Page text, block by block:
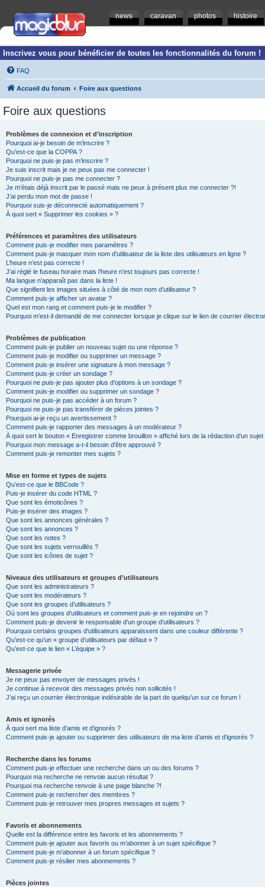
news caravan photos histoire
Inscrivez vous pour bénéficier de toutes les fonctionnalités du forum !
FAQ
Accueil du forum Foire aux questions
Foire aux questions
Problèmes de connexion et d’inscription
Pourquoi ai-je besoin de m’inscrire ?
Qu’est-ce que la COPPA ?
Pourquoi ne puis-je pas m’inscrire ?
Je suis inscrit mais je ne peux pas me connecter !
Pourquoi ne puis-je pas me connecter ?
Je m’étais déjà inscrit par le passé mais ne peux à présent plus me connecter ?!
J’ai perdu mon mot de passe !
Pourquoi suis-je déconnecté automatiquement ?
À quoi sert « Supprimer les cookies » ?
Préférences et paramètres des utilisateurs
Comment puis-je modifier mes paramètres ?
Comment puis-je masquer mon nom d’utilisateur de la liste des utilisateurs en ligne ?
L’heure n’est pas correcte !
J’ai réglé le fuseau horaire mais l’heure n’est toujours pas correcte !
Ma langue n’apparaît pas dans la liste !
Que signifient les images situées à côté de mon nom d’utilisateur ?
Comment puis-je afficher un avatar ?
Quel est mon rang et comment puis-je le modifier ?
Pourquoi m’est-il demandé de me connecter lorsque je clique sur le lien de courrier
Problèmes de publication
Comment puis-je publier un nouveau sujet ou une réponse ?
Comment puis-je modifier ou supprimer un message ?
Comment puis-je insérer une signature à mon message ?
Comment puis-je créer un sondage ?
Pourquoi ne puis-je pas ajouter plus d’options à un sondage ?
Comment puis-je modifier ou supprimer un sondage ?
Pourquoi ne puis-je pas accéder à un forum ?
Pourquoi ne puis-je pas transférer de pièces jointes ?
Pourquoi ai-je reçu un avertissement ?
Comment puis-je rapporter des messages à un modérateur ?
À quoi sert le bouton « Enregistrer comme brouillon » affiché lors de la rédaction d’un sujet
Pourquoi mon message a-t-il besoin d’être approuvé ?
Comment puis-je remonter mes sujets ?
Mise en forme et types de sujets
Qu’est-ce que le BBCode ?
Puis-je insérer du code HTML ?
Que sont les émoticônes ?
Puis-je insérer des images ?
Que sont les annonces générales ?
Que sont les annonces ?
Que sont les notes ?
Que sont les sujets verrouillés ?
Que sont les icônes de sujet ?
Niveaux des utilisateurs et groupes d’utilisateurs
Que sont les administrateurs ?
Que sont les modérateurs ?
Que sont les groupes d’utilisateurs ?
Où sont les groupes d’utilisateurs et comment puis-je en rejoindre un ?
Comment puis-je devenir le responsable d’un groupe d’utilisateurs ?
Pourquoi certains groupes d’utilisateurs apparaissent dans une couleur différente ?
Qu’est-ce qu’un « groupe d’utilisateurs par défaut » ?
Qu’est-ce que le lien « L’équipe » ?
Messagerie privée
Je ne peux pas envoyer de messages privés !
Je continue à recevoir des messages privés non sollicités !
J’ai reçu un courrier électronique indésirable de la part de quelqu’un sur ce forum !
Amis et ignorés
À quoi sert ma liste d’amis et d’ignorés ?
Comment puis-je ajouter ou supprimer des utilisateurs de ma liste d’amis et d’ignorés ?
Recherche dans les forums
Comment puis-je effectuer une recherche dans un ou des forums ?
Pourquoi ma recherche ne renvoie aucun résultat ?
Pourquoi ma recherche renvoie à une page blanche ?!
Comment puis-je rechercher des membres ?
Comment puis-je retrouver mes propres messages et sujets ?
Favoris et abonnements
Quelle est la différence entre les favoris et les abonnements ?
Comment puis-je ajouter aux favoris ou m’abonner à un sujet spécifique ?
Comment puis-je m’abonner à un forum spécifique ?
Comment puis-je résilier mes abonnements ?
Pièces jointes